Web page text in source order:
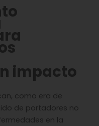
impacto
como era de
de portadores no
en la